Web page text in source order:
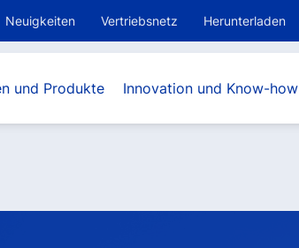
Neuigkeiten Vertriebsnetz Herunterladen
und Produkte Innovation und Know-how